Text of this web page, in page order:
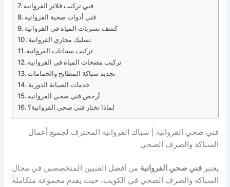
فني تركيب فلاتر الفروانية
فني أدوات صحية الفروانية
كشف تسربات المياه في الفروانية
تسليك مجاري الفروانية
تركيب سخانات الفروانية
تركيب مضخات المياه في الفروانية
تجديد سباكة المطابخ والحمامات
خدمات الصيانة الدورية
أرخص فني صحي الفروانية
لماذا تختار فني صحي الفروانية؟
فني صحي الفروانية | سباك الفروانية المحترف لجميع أعمال
السباكة والصرف الصحي
يعتبرفني صحي الفروانية من أفضل الفنيين المتخصصين في مجال
السباكة والصرف الصحي في الكويت، حيث يقدم مجموعة متكاملة